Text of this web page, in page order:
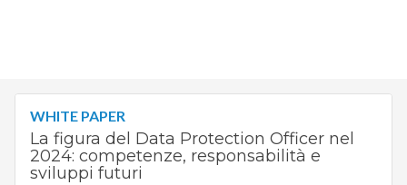
WHITE PAPER
La figura del Data Protection Officer nel
2024: competenze, responsabilità e
sviluppi futuri